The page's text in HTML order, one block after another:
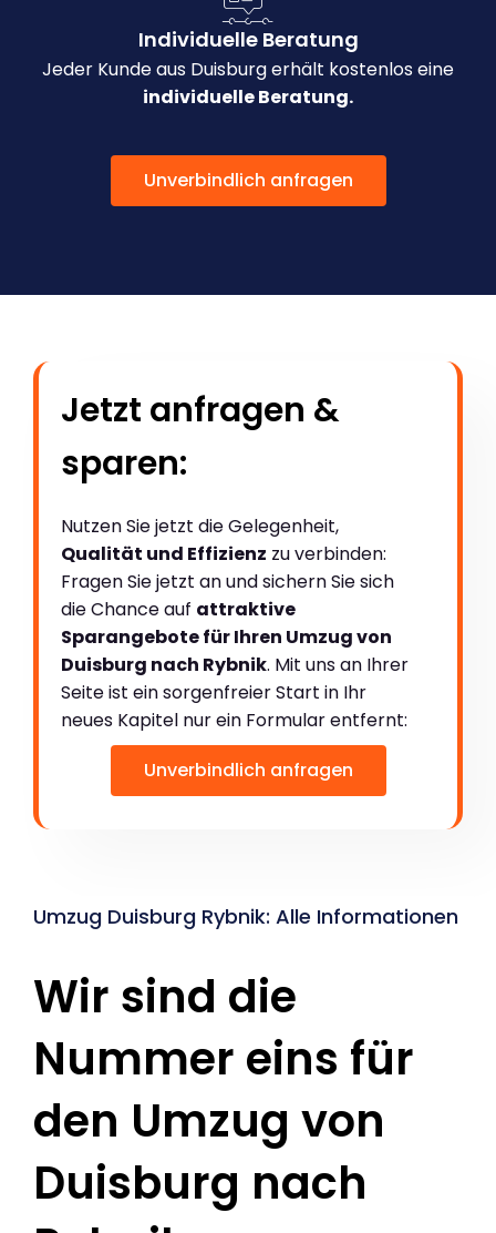
Individuelle Beratung
Jeder Kunde aus Duisburg erhält kostenlos eine
individuelle Beratung.
Unverbindlich anfragen
Jetzt anfragen &
sparen:
Nutzen Sie jetzt die Gelegenheit,
Qualität und Effizienz zu verbinden:
Fragen Sie jetzt an und sichern Sie sich
die Chance auf attraktive
Sparangebote für Ihren Umzug von
Duisburg nach Rybnik. Mit uns an Ihrer
Seite ist ein sorgenfreier Start in Ihr
neues Kapitel nur ein Formular entfernt:
Unverbindlich anfragen
Umzug Duisburg Rybnik: Alle Informationen
Wir sind die
Nummer eins für
den Umzug von
Duisburg nach